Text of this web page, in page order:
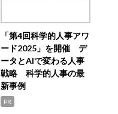
「第4回科学的人事アワ
ード2025」を開催 デ
ータとAIで変わる人事
戦略 科学的人事の最
新事例
PR